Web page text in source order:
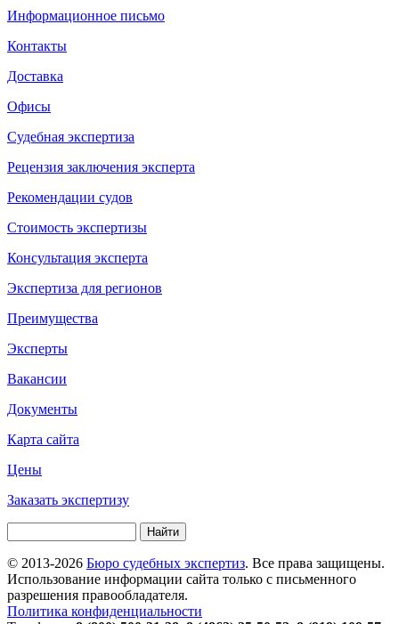
Информационное письмо
Контакты
Доставка
Офисы
Судебная экспертиза
Рецензия заключения эксперта
Рекомендации судов
Стоимость экспертизы
Консультация эксперта
Экспертиза для регионов
Преимущества
Эксперты
Вакансии
Документы
Карта сайта
Цены
Заказать экспертизу
Форма поиска
© 2013-2026 Бюро судебных экспертиз. Все права защищены.
Использование информации сайта только с письменного
разрешения правообладателя.
Политика конфиденциальности